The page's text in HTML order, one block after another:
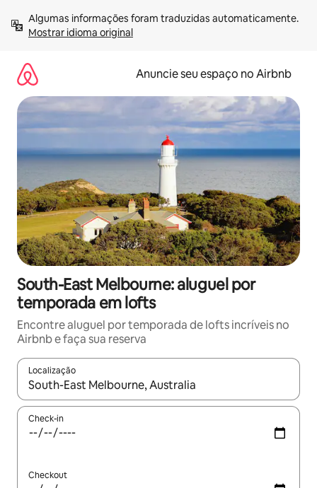
para
Mostrar idioma original
Anuncie seu espaço no Airbnb
South-East Melbourne: aluguel por
temporada em lofts
Encontre aluguel por temporada de lofts incríveis no
Airbnb e faça sua reserva
Localização
Quando os resultados estiverem disponíveis, explore-os
Check-in
Checkout